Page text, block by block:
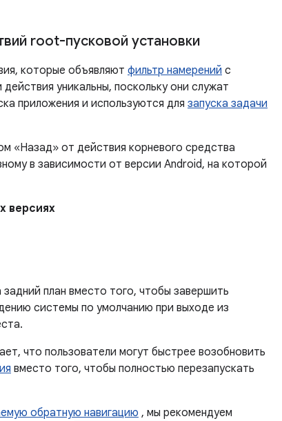
root-пусковой установки
которые объявляют фильтр намерений с
действия уникальны, поскольку они служат
приложения и используются для запуска задачи
«Назад» от действия корневого средства
в зависимости от версии Android, на которой
версиях
план вместо того, чтобы завершить
системы по умолчанию при выходе из
что пользователи могут быстрее возобновить
вместо того, чтобы полностью перезапускать
обратную навигацию , мы рекомендуем